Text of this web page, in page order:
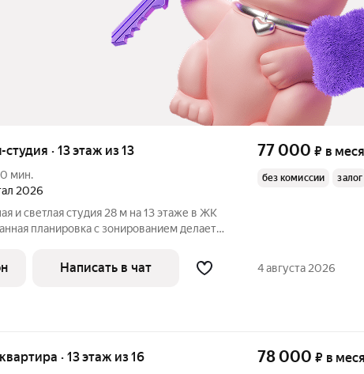
студия · 13 этаж из 13
мин.
2026
и светлая студия 28 м на 13 этаже в ЖК
планировка с зонированием делает
очень уютная Можно с
77 000 ₽ в
без комиссии залог
Написать в чат 4 августа 2026
· 13 этаж из 16 78 000 ₽ в